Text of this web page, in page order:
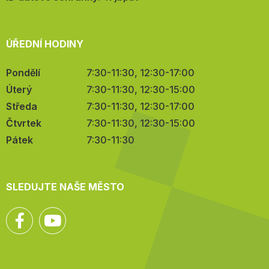
ÚŘEDNÍ HODINY
Pondělí
7:30-11:30, 12:30-17:00
Úterý
7:30-11:30, 12:30-15:00
Středa
7:30-11:30, 12:30-17:00
Čtvrtek
7:30-11:30, 12:30-15:00
Pátek
7:30-11:30
SLEDUJTE NAŠE MĚSTO
Facebook